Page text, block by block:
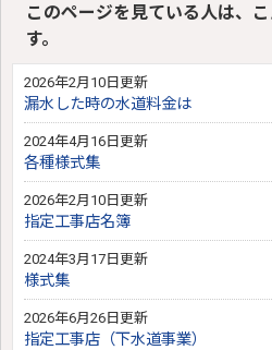
このページを見ている人は、
す。
2026年2月10日更新
漏水した時の水道料金は
2024年4月16日更新
各種様式集
2026年2月10日更新
指定工事店名簿
2024年3月17日更新
様式集
2026年6月26日更新
指定工事店（下水道事業）